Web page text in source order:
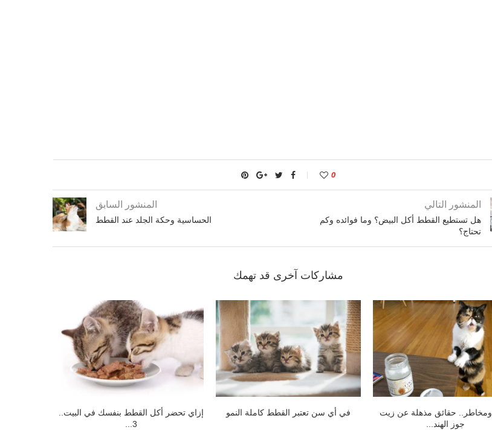
0
المنشور السابق
الحساسية وحكة الجلد عند القطط
المنشور التالي
هل تستطيع القطط أكل البيض؟ وما فوائده وكم
تحتاج؟
مشاركات آخرى قد تهمك
4 أسباب لسلوك ضرب القطط بعضها
البعض
التهابات الأذن في القطط.. الأعراض
أفضل وأهم الاحتياجات الغذائية للحيوانات